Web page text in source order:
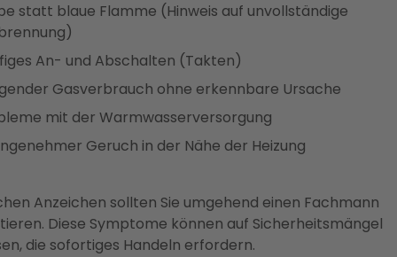
statt blaue Flamme (Hinweis auf unvollständige
An- und Abschalten (Takten)
Gasverbrauch ohne erkennbare Ursache
mit der Warmwasserversorgung
Geruch in der Nähe der Heizung
Anzeichen sollten Sie umgehend einen Fachmann
Diese Symptome können auf Sicherheitsmängel
die sofortiges Handeln erfordern.